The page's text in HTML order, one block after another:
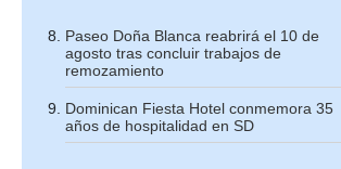
Paseo Doña Blanca reabrirá el 10 de
agosto tras concluir trabajos de
remozamiento
Dominican Fiesta Hotel conmemora 35
años de hospitalidad en SD